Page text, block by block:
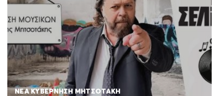
ΝΕΑ ΚΥΒΕΡΝΗΣΗ ΜΗΤΣΟΤΑΚΗ